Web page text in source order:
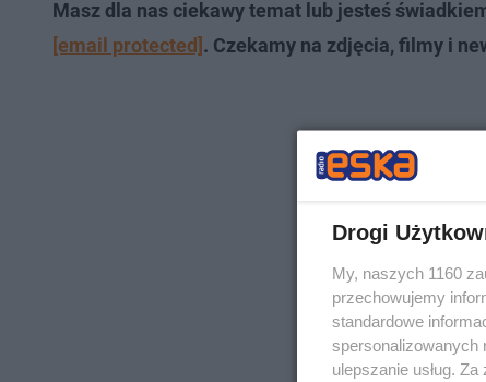
Masz dla nas ciekawy temat lub jesteś
[email protected] . Czekamy na zdjęcia, filmy i
Drogi
My, naszych 1160
przechowujemy
standardowe
spersonalizowanych
ulepszanie usług.